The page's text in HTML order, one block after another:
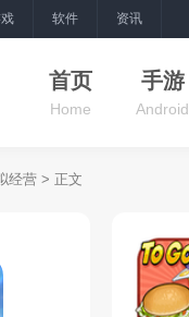
软件 资讯
首页
Home
手游
Android
经营 > 正文